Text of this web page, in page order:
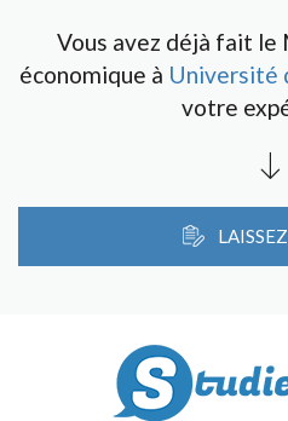
Vous avez déjà fait
économique à Université
votre